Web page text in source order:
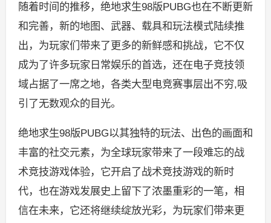
随着时间的推移，绝地求生98版PUBG也在不断更新
和完善，新的地图、武器、载具和玩法模式陆续推
出，为玩家们带来了更多的新鲜感和挑战，它不仅
成为了许多玩家日常娱乐的首选，还在电子竞技领
域占据了一席之地，各类大型电竞赛事层出不穷,吸
引了无数观众的目光。
绝地求生98版PUBG以其独特的玩法、出色的画面和
丰富的社交元素，为全球玩家带来了一段难忘的战
术竞技游戏体验，它开启了战术竞技游戏的新时
代，也在游戏发展史上留下了浓墨重彩的一笔，相
信在未来，它还将继续绽放光彩，为玩家们带来更